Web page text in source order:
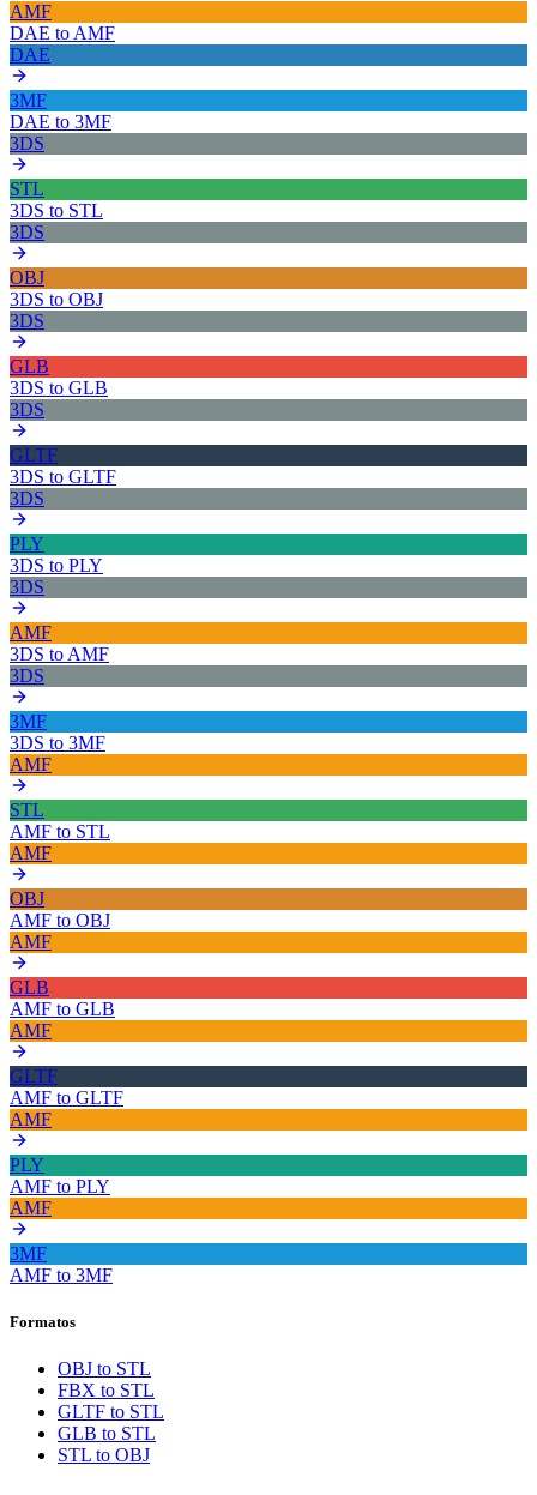
AMF
DAE to AMF
DAE
3MF
DAE to 3MF
3DS
STL
3DS to STL
3DS
OBJ
3DS to OBJ
3DS
GLB
3DS to GLB
3DS
GLTF
3DS to GLTF
3DS
PLY
3DS to PLY
3DS
AMF
3DS to AMF
3DS
3MF
3DS to 3MF
AMF
STL
AMF to STL
AMF
OBJ
AMF to OBJ
AMF
GLB
AMF to GLB
AMF
GLTF
AMF to GLTF
AMF
PLY
AMF to PLY
AMF
3MF
AMF to 3MF
Formatos
OBJ to STL
FBX to STL
GLTF to STL
GLB to STL
STL to OBJ